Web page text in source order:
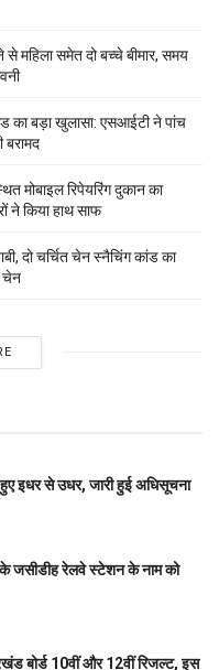
महिला समेत दो बच्चे बीमार, समय
का बड़ा खुलासा: एसआईटी ने पांच
बरामद
मोबाइल रिपेयरिंग दुकान का
ने किया हाथ साफ
दो चर्चित चेन स्नैचिंग कांड का
चेन
इधर से उधर, जारी हुई अधिसूचना
जसीडीह रेलवे स्टेशन के नाम को
बोर्ड 10वीं और 12वीं रिजल्ट, इस